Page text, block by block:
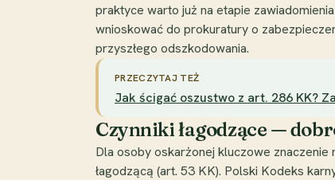
praktyce warto już na etapie
wnioskować do prokuratury o
przyszłego odszkodowania.
PRZECZYTAJ TEŻ
Jak ścigać oszustwo z art. 286 KK?
Czynniki łagodzące —
Dla osoby oskarżonej kluczowe
łagodzącą (art. 53 KK). Polski Kodeks